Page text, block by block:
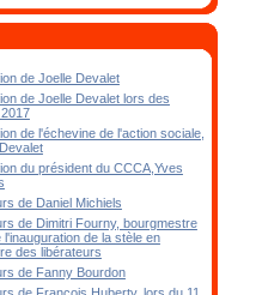
de Joelle Devalet
de Joelle Devalet lors des
de l'échevine de l'action sociale,
du président du CCCA,Yves
de Daniel Michiels
de Dimitri Fourny, bourgmestre
l'inauguration de la stèle en
des libérateurs
de Fanny Bourdon